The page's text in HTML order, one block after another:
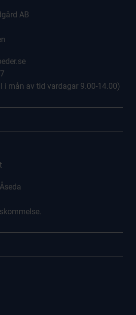
AB
i mån av tid vardagar 9.00-14.00)